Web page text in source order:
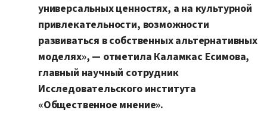
универсальных ценностях, а на культурной
привлекательности, возможности
развиваться в собственных альтернативных
моделях», — отметила Каламкас Есимова,
главный научный сотрудник
Исследовательского института
«Общественное мнение».